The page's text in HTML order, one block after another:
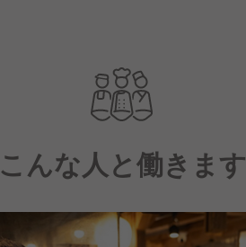
こんな人と働きます